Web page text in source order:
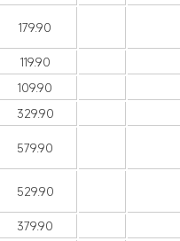
179.90
119.90
109.90
329.90
579.90
529.90
379.90